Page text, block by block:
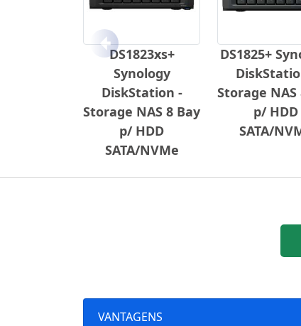
DS1823xs+
Synology
DiskStation -
Storage NAS 8 Bay
p/ HDD
SATA/NVMe
DS1825+
Storage NAS
p/ HDD
SATA/
Anterior
VANTAGENS